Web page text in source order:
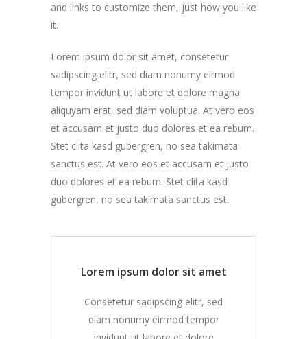
and links to customize them, just how you like
it.
Lorem ipsum dolor sit amet, consetetur
sadipscing elitr, sed diam nonumy eirmod
tempor invidunt ut labore et dolore magna
aliquyam erat, sed diam voluptua. At vero eos
et accusam et justo duo dolores et ea rebum.
Stet clita kasd gubergren, no sea takimata
sanctus est. At vero eos et accusam et justo
duo dolores et ea rebum. Stet clita kasd
gubergren, no sea takimata sanctus est.
Lorem ipsum dolor sit amet
Consetetur sadipscing elitr, sed
diam nonumy eirmod tempor